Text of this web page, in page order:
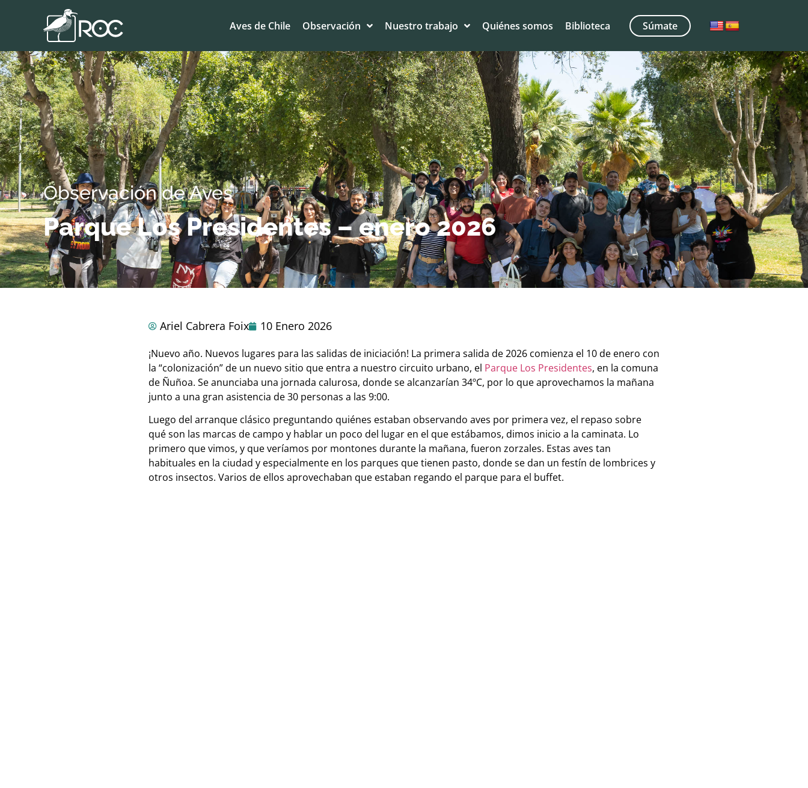
Aves de Chile Observación Nuestro trabajo Quiénes somos Biblioteca Súmate
Observación de Aves
Parque Los Presidentes – enero 2026
Ariel Cabrera Foix 10 Enero 2026
¡Nuevo año. Nuevos lugares para las salidas de iniciación! La primera salida de 2026 comienza el 10 de enero con
la “colonización” de un nuevo sitio que entra a nuestro circuito urbano, el Parque Los Presidentes, en la comuna
de Ñuñoa. Se anunciaba una jornada calurosa, donde se alcanzarían 34ºC, por lo que aprovechamos la mañana
junto a una gran asistencia de 30 personas a las 9:00.
Luego del arranque clásico preguntando quiénes estaban observando aves por primera vez, el repaso sobre
qué son las marcas de campo y hablar un poco del lugar en el que estábamos, dimos inicio a la caminata. Lo
primero que vimos, y que veríamos por montones durante la mañana, fueron zorzales. Estas aves tan
habituales en la ciudad y especialmente en los parques que tienen pasto, donde se dan un festín de lombrices y
otros insectos. Varios de ellos aprovechaban que estaban regando el parque para el buffet.